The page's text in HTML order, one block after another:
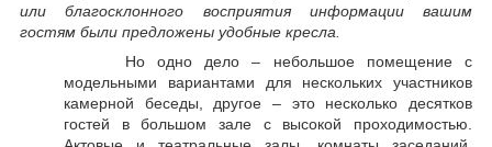
или благосклонного восприятия информации вашим
гостям были предложены удобные кресла.
Но одно дело – небольшое помещение с
модельными вариантами для нескольких участников
камерной беседы, другое – это несколько десятков
гостей в большом зале с высокой проходимостью.